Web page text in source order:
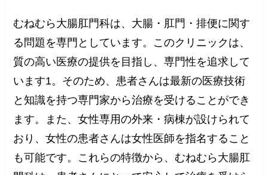
むねむら大腸肛門科は、大腸・肛門・排便に関す
る問題を専門としています。このクリニックは、
質の高い医療の提供を目指し、専門性を追求して
います1。そのため、患者さんは最新の医療技術
と知識を持つ専門家から治療を受けることができ
ます。また、女性専用の外来・病棟が設けられて
おり、女性の患者さんは女性医師を指名すること
も可能です。これらの特徴から、むねむら大腸肛